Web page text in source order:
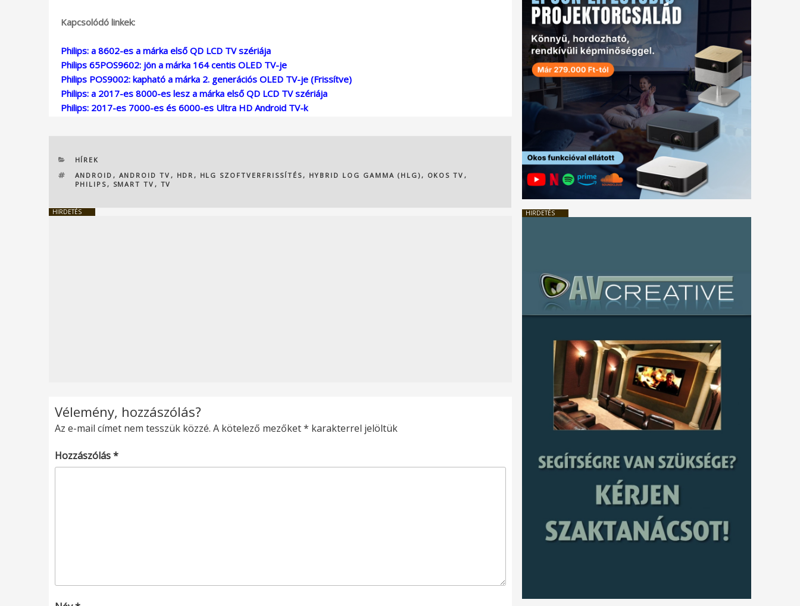
Kapcsolódó linkek:
Philips: a 8602-es a márka első QD LCD TV szériája
Philips 65POS9602: jön a márka 164 centis OLED TV-je
Philips POS9002: kapható a márka 2. generációs OLED TV-je (Frissítve)
Philips: a 2017-es 8000-es lesz a márka első QD LCD TV szériája
Philips: 2017-es 7000-es és 6000-es Ultra HD Android TV-k
KATEGÓRIÁK
HÍREK
CÍMKÉK
ANDROID , ANDROID TV , HDR , HLG SZOFTVERFRISSÍTÉS , HYBRID LOG GAMMA (HLG) , OKOS TV ,
PHILIPS , SMART TV , TV
HIRDETÉS
Vélemény, hozzászólás?
Az e-mail címet nem tesszük közzé. A kötelező mezőket* karakterrel jelöltük
Hozzászólás*
HIRDETÉS